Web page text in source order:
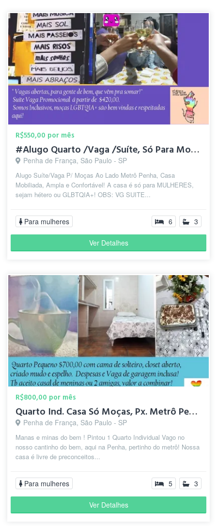
R$550,00 por mês
#Alugo Quarto /Vaga /Suíte, Só Para Moças Px.Metrô Penha!
Penha de França, São Paulo - SP
Alugo Suíte/Vaga P/ Moças Ao Lado Metrô Penha, Casa
Mobiliada, Ampla e Confortável! A casa é só para MULHERES,
sejam hétero ou GLBTQIA+! OBS: VG SUITE...
Para mulheres 6 3
Ver Detalhes
R$800,00 por mês
Quarto Ind. Casa Só Moças, Px. Metrô Penha!
Penha de França, São Paulo - SP
Manas e minas do bem ! Pintou 1 Quarto Individual Vago no
nosso cantinho do bem, aqui na Penha, pertinho do metrô! Nossa
casa é livre de preconceitos...
Para mulheres 5 3
Ver Detalhes